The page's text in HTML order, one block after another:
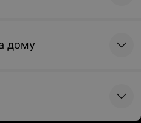
дому